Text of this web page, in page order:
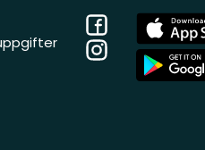
Facebook
Instagram
App
Store
App
Store